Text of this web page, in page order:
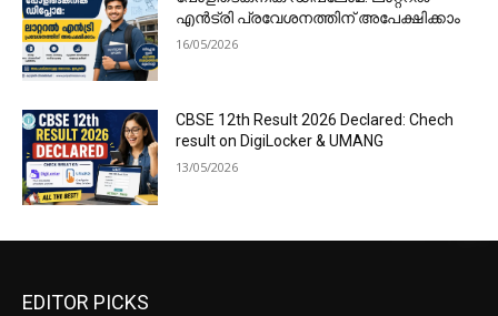
എൻട്രി പ്രവേശനത്തിന് അപേക്ഷിക്കാം
16/05/2026
CBSE 12th Result 2026 Declared: Chech
result on DigiLocker & UMANG
13/05/2026
EDITOR PICKS